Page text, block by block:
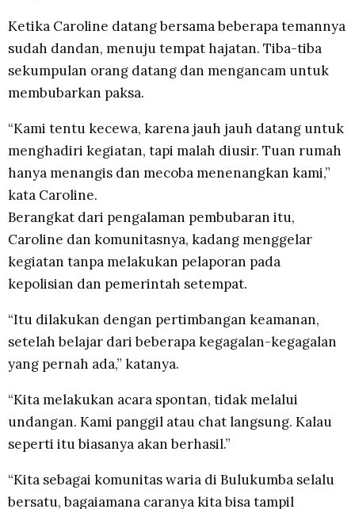
Ketika Caroline datang bersama beberapa temannya
sudah dandan, menuju tempat hajatan. Tiba-tiba
sekumpulan orang datang dan mengancam untuk
membubarkan paksa.
“Kami tentu kecewa, karena jauh jauh datang untuk
menghadiri kegiatan, tapi malah diusir. Tuan rumah
hanya menangis dan mecoba menenangkan kami,”
kata Caroline.
Berangkat dari pengalaman pembubaran itu,
Caroline dan komunitasnya, kadang menggelar
kegiatan tanpa melakukan pelaporan pada
kepolisian dan pemerintah setempat.
“Itu dilakukan dengan pertimbangan keamanan,
setelah belajar dari beberapa kegagalan-kegagalan
yang pernah ada,” katanya.
“Kita melakukan acara spontan, tidak melalui
undangan. Kami panggil atau chat langsung. Kalau
seperti itu biasanya akan berhasil.”
“Kita sebagai komunitas waria di Bulukumba selalu
bersatu, bagaiamana caranya kita bisa tampil